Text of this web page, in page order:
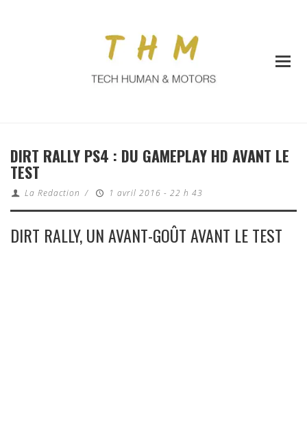
DIRT RALLY PS4 : DU GAMEPLAY HD AVANT LE
TEST
La Redaction / 1 avril 2016 - 22 h 43
DIRT RALLY, UN AVANT-GOÛT AVANT LE TEST